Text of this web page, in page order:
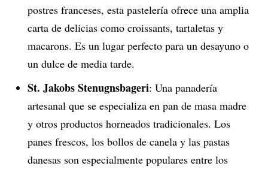
postres franceses, esta pastelería ofrece una amplia
carta de delicias como croissants, tartaletas y
macarons. Es un lugar perfecto para un desayuno o
un dulce de media tarde.
St. Jakobs Stenugnsbageri: Una panadería
artesanal que se especializa en pan de masa madre
y otros productos horneados tradicionales. Los
panes frescos, los bollos de canela y las pastas
danesas son especialmente populares entre los